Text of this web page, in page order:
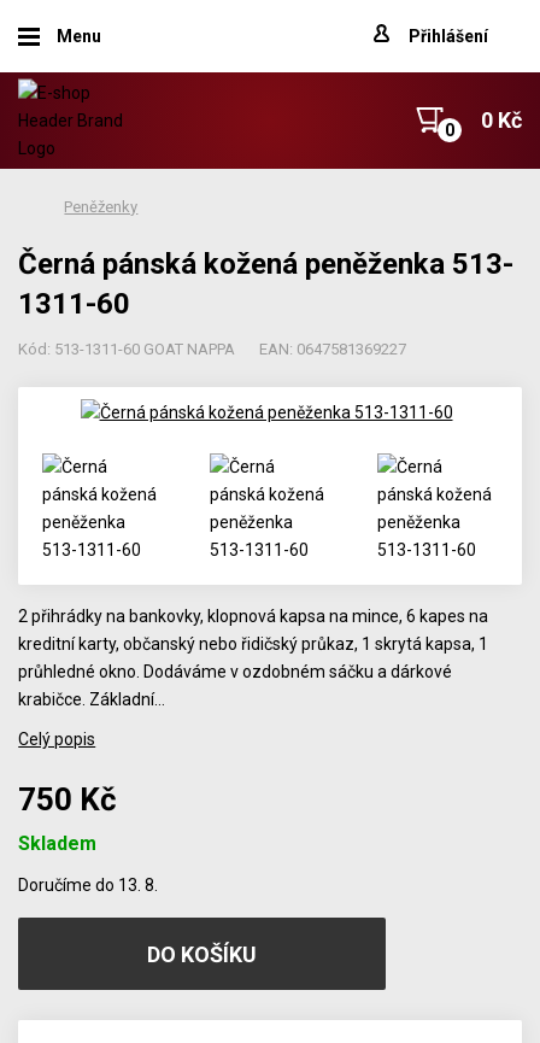
Menu Přihlášení
0 Kč
Peněženky
Černá pánská kožená peněženka 513-
1311-60
Kód: 513-1311-60 GOAT NAPPA EAN: 0647581369227
2 přihrádky na bankovky, klopnová kapsa na mince, 6 kapes na
kreditní karty, občanský nebo řidičský průkaz, 1 skrytá kapsa, 1
průhledné okno. Dodáváme v ozdobném sáčku a dárkové
krabičce. Základní…
Celý popis
750 Kč
Skladem
Doručíme do 13. 8.